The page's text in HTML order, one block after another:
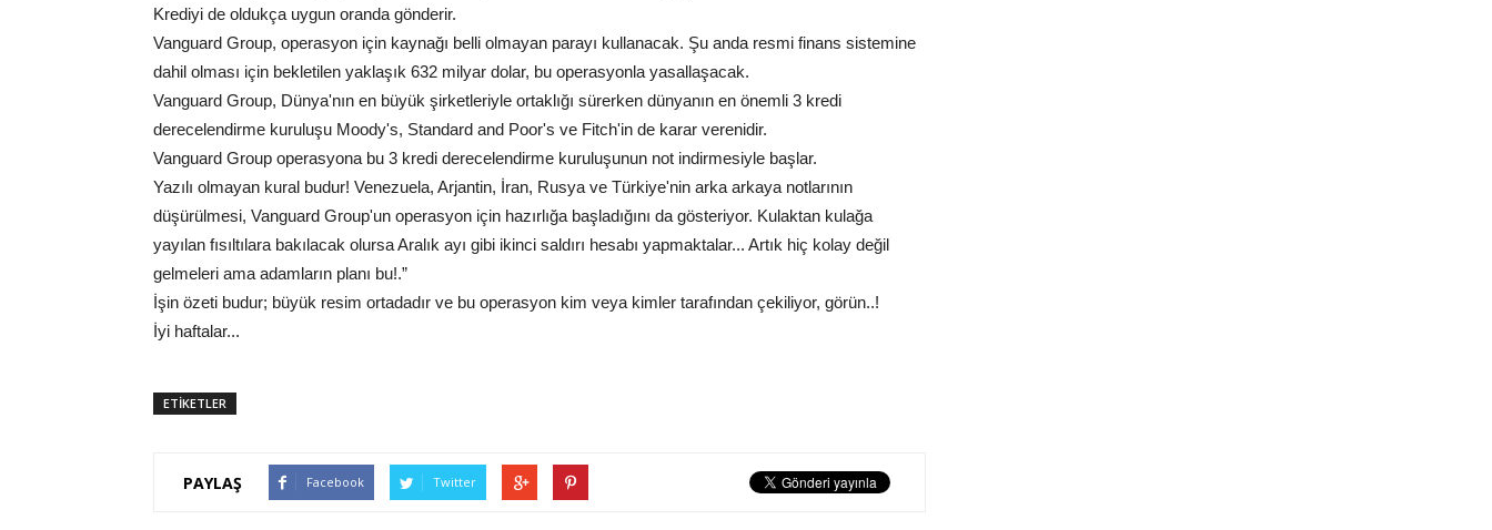
Krediyi de oldukça uygun oranda gönderir.
Vanguard Group, operasyon için kaynağı belli olmayan parayı kullanacak. Şu anda resmi finans sistemine
dahil olması için bekletilen yaklaşık 632 milyar dolar, bu operasyonla yasallaşacak.
Vanguard Group, Dünya'nın en büyük şirketleriyle ortaklığı sürerken dünyanın en önemli 3 kredi
derecelendirme kuruluşu Moody's, Standard and Poor's ve Fitch'in de karar verenidir.
Vanguard Group operasyona bu 3 kredi derecelendirme kuruluşunun not indirmesiyle başlar.
Yazılı olmayan kural budur! Venezuela, Arjantin, İran, Rusya ve Türkiye'nin arka arkaya notlarının
düşürülmesi, Vanguard Group'un operasyon için hazırlığa başladığını da gösteriyor. Kulaktan kulağa
yayılan fısıltılara bakılacak olursa Aralık ayı gibi ikinci saldırı hesabı yapmaktalar... Artık hiç kolay değil
gelmeleri ama adamların planı bu!.”
İşin özeti budur; büyük resim ortadadır ve bu operasyon kim veya kimler tarafından çekiliyor, görün..!
İyi haftalar...
ETİKETLER
PAYLAŞ Facebook Twitter